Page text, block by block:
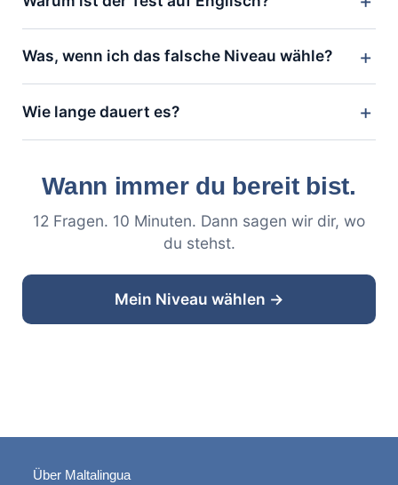
Was, wenn ich das falsche Niveau wähle?
Wie lange dauert es?
Wann immer du bereit bist.
12 Fragen. 10 Minuten. Dann sagen wir dir, wo
du stehst.
Mein Niveau wählen →
Über Maltalingua